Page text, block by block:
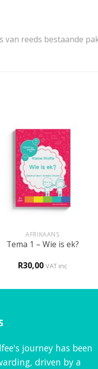
van reeds bestaande
AFRIKAANS
Tema 1 – Wie is ek?
R30,00 VAT inc
journey has been
driven by a